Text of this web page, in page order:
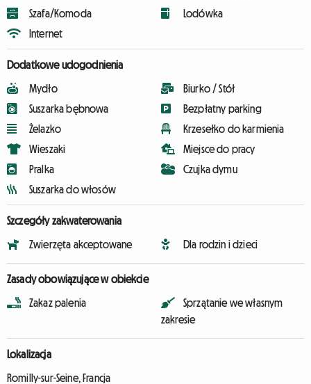
Szafa/Komoda
Internet
Lodówka
Dodatkowe udogodnienia
Mydło
Suszarka bębnowa
Żelazko
Wieszaki
Pralka
Suszarka do włosów
Biurko / Stół
Bezpłatny parking
Krzesełko do karmienia
Miejsce do pracy
Czujka dymu
Szczegóły zakwaterowania
Zwierzęta akceptowane Dla rodzin i dzieci
Zasady obowiązujące w obiekcie
Zakaz palenia
Sprzątanie we własnym
zakresie
Lokalizacja
Romilly-sur-Seine, Francja